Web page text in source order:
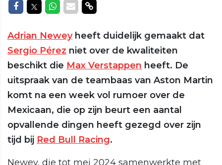
Delen op Facebook
Delen op Twitter
Delen op Whatsapp
Delen via Mail
Delen via link
Adrian Neweyheeft duidelijk gemaakt dat
Sergio Pérez niet over de kwaliteiten
beschikt die Max Verstappen heeft. De
uitspraak van de teambaas van Aston Martin
komt na een week vol rumoer over de
Mexicaan, die op zijn beurt een aantal
opvallende dingen heeft gezegd over zijn
tijd bij Red Bull Racing.
Newey, die tot mei 2024 samenwerkte met